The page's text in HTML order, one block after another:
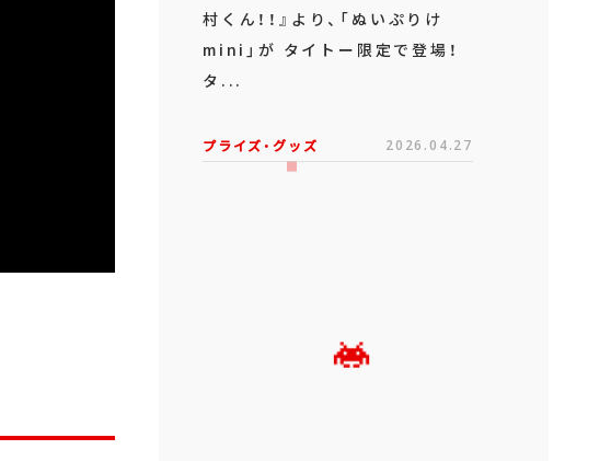
村くん！！』より、「ぬいぷりけ
mini」が タイトー限定で登場！
タ...
プライズ・グッズ 2026.04.27